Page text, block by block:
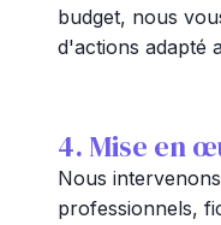
budget, nous
d'actions adapté
4. Mise en
Nous
professionnels,